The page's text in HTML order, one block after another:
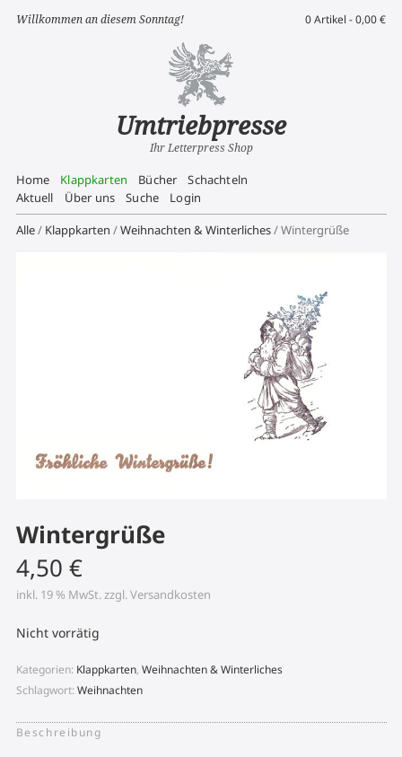
Willkommen an diesem Sonntag!
Umtriebpresse
Ihr Letterpress Shop
0 Artikel -0,00€
Home Klappkarten Bücher
Schachteln
Aktuell
Über uns Suche
Login
Alle/ Klappkarten /Weihnachten & Winterliches/ Wintergrüße
Wintergrüße
4,50 €
inkl. 19 % MwSt.zzgl.Versandkosten
Nicht vorrätig
Kategorien: Klappkarten, Weihnachten & Winterliches
Schlagwort: Weihnachten
Beschreibung